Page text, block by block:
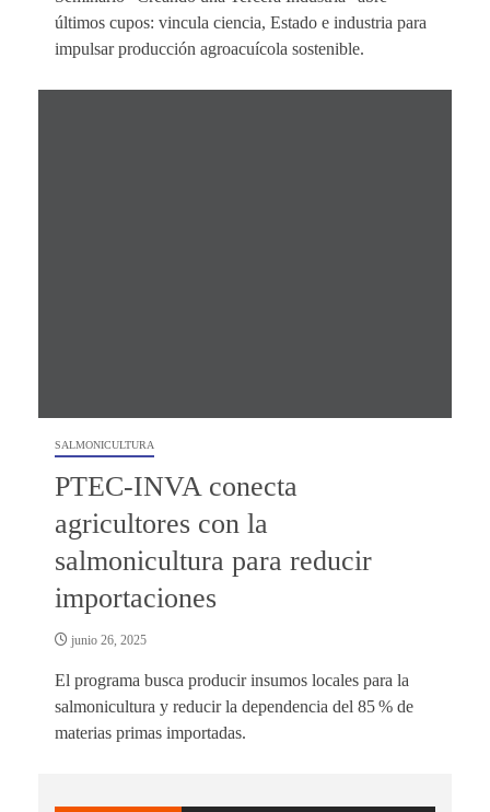
últimos cupos: vincula ciencia, Estado e industria para
impulsar producción agroacuícola sostenible.
SALMONICULTURA
PTEC-INVA conecta
agricultores con la
salmonicultura para reducir
importaciones
junio 26, 2025
El programa busca producir insumos locales para la
salmonicultura y reducir la dependencia del 85 % de
materias primas importadas.